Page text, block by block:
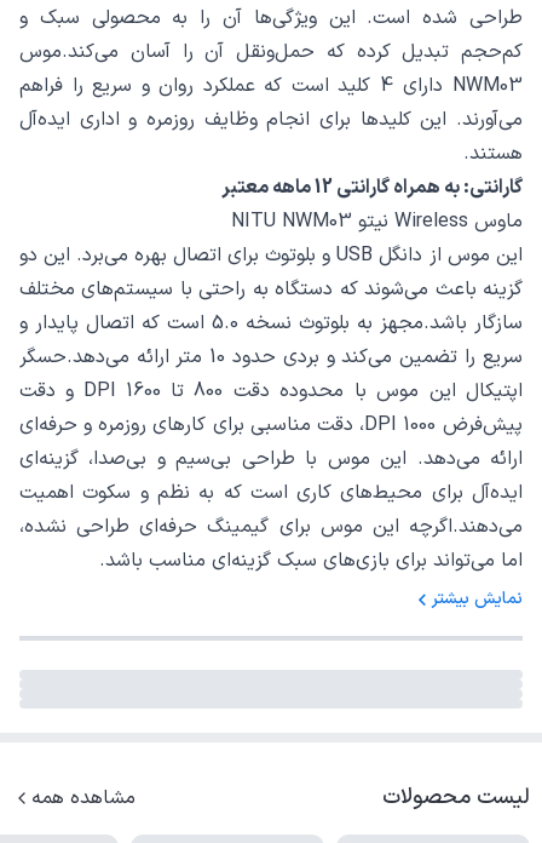
طراحی شده است. این ویژگی‌ها آن را به محصولی سبک و
کم‌حجم تبدیل کرده که حمل‌ونقل آن را آسان می‌کند.موس
NWM03 دارای 4 کلید است که عملکرد روان و سریع را فراهم
می‌آورند. این کلیدها برای انجام وظایف روزمره و اداری ایده‌آل
هستند.
گارانتی: به همراه گارانتی 12 ماهه معتبر
ماوس Wireless نیتو NITU NWM03
این موس از دانگل USB و بلوتوث برای اتصال بهره می‌برد. این دو
گزینه باعث می‌شوند که دستگاه به راحتی با سیستم‌های مختلف
سازگار باشد.مجهز به بلوتوث نسخه 5.0 است که اتصال پایدار و
سریع را تضمین می‌کند و بردی حدود 10 متر ارائه می‌دهد.حسگر
اپتیکال این موس با محدوده دقت 800 تا 1600 DPI و دقت
پیش‌فرض 1000 DPI، دقت مناسبی برای کارهای روزمره و حرفه‌ای
ارائه می‌دهد. این موس با طراحی بی‌سیم و بی‌صدا، گزینه‌ای
ایده‌آل برای محیط‌های کاری است که به نظم و سکوت اهمیت
می‌دهند.اگرچه این موس برای گیمینگ حرفه‌ای طراحی نشده،
اما می‌تواند برای بازی‌های سبک گزینه‌ای مناسب باشد.
نمایش بیشتر
لیست محصولات مشاهده همه